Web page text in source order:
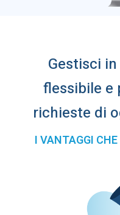
Gestisci
flessibile e
richieste di
I VANTAGGI